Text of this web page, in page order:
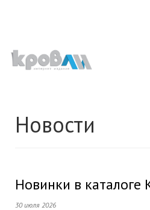
Новости
Новинки в каталоге
30 июля 2026